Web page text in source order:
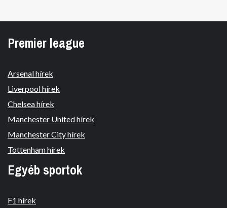
Premier league
Arsenal hírek
Liverpool hírek
Chelsea hírek
Manchester United hírek
Manchester City hírek
Tottenham hírek
Egyéb sportok
F1 hírek